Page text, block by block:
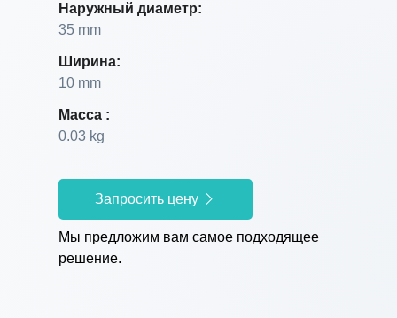
Наружный диаметр:
35 mm
Ширина:
10 mm
Масса :
0.03 kg
Запросить цену
Мы предложим вам самое подходящее
решение.